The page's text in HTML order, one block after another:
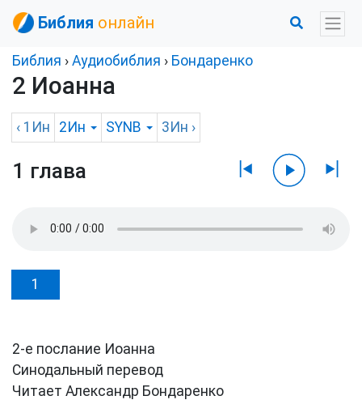
Библия онлайн
Библия › Аудиобиблия › Бондаренко
2 Иоанна
‹ 1Ин 2Ин SYNB 3Ин ›
1 глава
1
2-е послание Иоанна
Синодальный перевод
Читает Александр Бондаренко